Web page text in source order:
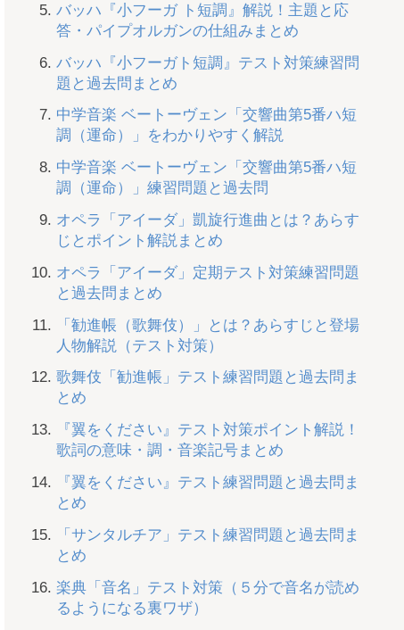
バッハ『小フーガ ト短調』解説！主題と応
答・パイプオルガンの仕組みまとめ
バッハ『小フーガト短調』テスト対策練習問
題と過去問まとめ
中学音楽 ベートーヴェン「交響曲第5番ハ短
調（運命）」をわかりやすく解説
中学音楽 ベートーヴェン「交響曲第5番ハ短
調（運命）」練習問題と過去問
オペラ「アイーダ」凱旋行進曲とは？あらす
じとポイント解説まとめ
オペラ「アイーダ」定期テスト対策練習問題
と過去問まとめ
「勧進帳（歌舞伎）」とは？あらすじと登場
人物解説（テスト対策）
歌舞伎「勧進帳」テスト練習問題と過去問ま
とめ
『翼をください』テスト対策ポイント解説！
歌詞の意味・調・音楽記号まとめ
『翼をください』テスト練習問題と過去問ま
とめ
「サンタルチア」テスト練習問題と過去問ま
とめ
楽典「音名」テスト対策（５分で音名が読め
るようになる裏ワザ）